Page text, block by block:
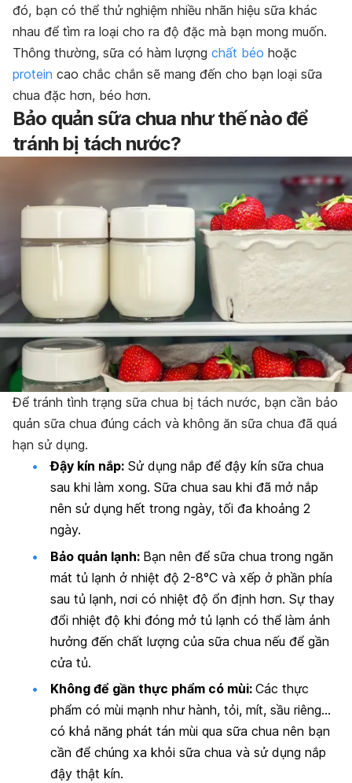
đó, bạn có thể thử nghiệm nhiều nhãn hiệu sữa khác
nhau để tìm ra loại cho ra độ đặc mà bạn mong muốn.
Thông thường, sữa có hàm lượng chất béo hoặc
protein cao chắc chắn sẽ mang đến cho bạn loại sữa
chua đặc hơn, béo hơn.
Bảo quản sữa chua như thế nào để
tránh bị tách nước?
Để tránh tình trạng sữa chua bị tách nước, bạn cần bảo
quản sữa chua đúng cách và không ăn sữa chua đã quá
hạn sử dụng.
Đậy kín nắp: Sử dụng nắp để đậy kín sữa chua
sau khi làm xong. Sữa chua sau khi đã mở nắp
nên sử dụng hết trong ngày, tối đa khoảng 2
ngày.
Bảo quản lạnh: Bạn nên để sữa chua trong ngăn
mát tủ lạnh ở nhiệt độ 2-8°C và xếp ở phần phía
sau tủ lạnh, nơi có nhiệt độ ổn định hơn. Sự thay
đổi nhiệt độ khi đóng mở tủ lạnh có thể làm ảnh
hưởng đến chất lượng của sữa chua nếu để gần
cửa tủ.
Không để gần thực phẩm có mùi: Các thực
phẩm có mùi mạnh như hành, tỏi, mít, sầu riêng…
có khả năng phát tán mùi qua sữa chua nên bạn
cần để chúng xa khỏi sữa chua và sử dụng nắp
đậy thật kín.